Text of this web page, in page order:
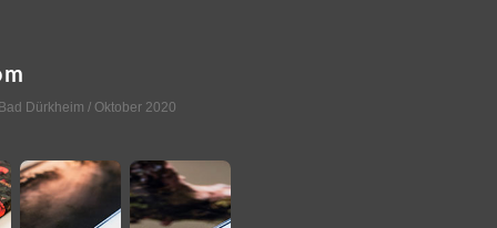
Bad Dürkheim / Oktober 2020